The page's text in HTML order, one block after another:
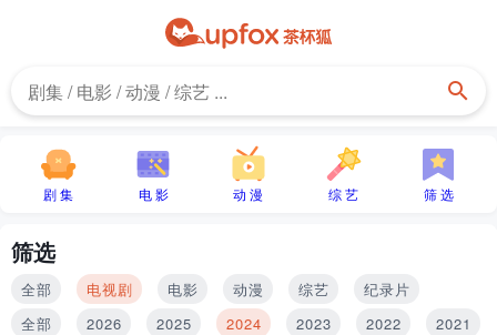
剧 集 电 影 动 漫 综 艺 筛 选
筛选
全部 电视剧 电影 动漫 综艺
纪录片
全部
2026 2025 2024 2023 2022
2021